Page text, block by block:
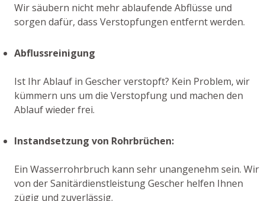
Wir säubern nicht mehr ablaufende Abflüsse und
sorgen dafür, dass Verstopfungen entfernt werden.
Abflussreinigung
Ist Ihr Ablauf in Gescher verstopft? Kein Problem, wir
kümmern uns um die Verstopfung und machen den
Ablauf wieder frei.
Instandsetzung von Rohrbrüchen:
Ein Wasserrohrbruch kann sehr unangenehm sein. Wir
von der Sanitärdienstleistung Gescher helfen Ihnen
zügig und zuverlässig.